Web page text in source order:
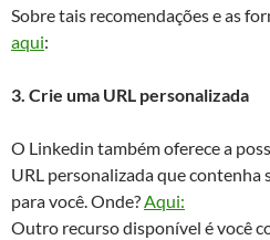
Sobre tais recomendações e as
aqui:
3. Crie uma URL personalizada
O Linkedin também oferece a
URL personalizada que contenha
para você. Onde?Aqui:
Outro recurso disponível é você